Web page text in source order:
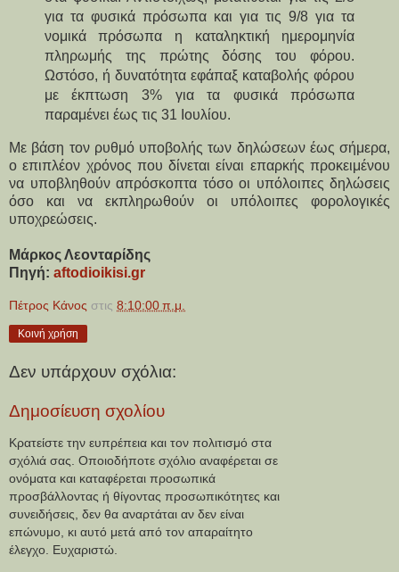
για τα φυσικά πρόσωπα και για τις 9/8 για τα
νομικά πρόσωπα η καταληκτική ημερομηνία
πληρωμής της πρώτης δόσης του φόρου.
Ωστόσο, ή δυνατότητα εφάπαξ καταβολής φόρου
με έκπτωση 3% για τα φυσικά πρόσωπα
παραμένει έως τις 31 Ιουλίου.
Με βάση τον ρυθμό υποβολής των δηλώσεων έως σήμερα,
ο επιπλέον χρόνος που δίνεται είναι επαρκής προκειμένου
να υποβληθούν απρόσκοπτα τόσο οι υπόλοιπες δηλώσεις
όσο και να εκπληρωθούν οι υπόλοιπες φορολογικές
υποχρεώσεις.
Μάρκος Λεονταρίδης
Πηγή: aftodioikisi.gr
Πέτρος Κάνος στις 8:10:00 π.μ.
Κοινή χρήση
Δεν υπάρχουν σχόλια:
Δημοσίευση σχολίου
Κρατείστε την ευπρέπεια και τον πολιτισμό στα
σχόλιά σας. Οποιοδήποτε σχόλιο αναφέρεται σε
ονόματα και καταφέρεται προσωπικά
προσβάλλοντας ή θίγοντας προσωπικότητες και
συνειδήσεις, δεν θα αναρτάται αν δεν είναι
επώνυμο, κι αυτό μετά από τον απαραίτητο
έλεγχο. Ευχαριστώ.